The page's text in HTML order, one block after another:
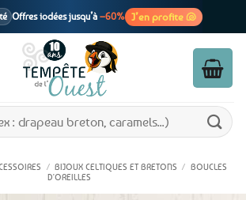
Offres iodées jusqu’à –60% J’en profite 🐚
1 cadeau offertdès 39€ d’achats
En point relais dès 3,95€ seulement
/ BIJOUX CELTIQUES ET BRETONS / BOUCLES
D'OREILLES